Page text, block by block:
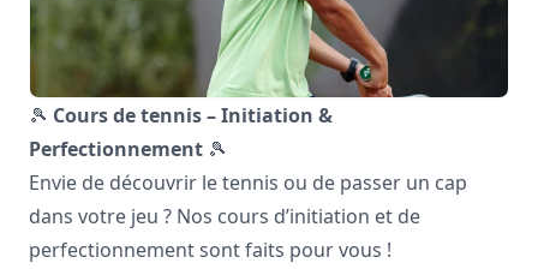
🎾 Cours de tennis – Initiation &
Perfectionnement 🎾
Envie de découvrir le tennis ou de passer un cap
dans votre jeu ? Nos cours d’initiation et de
perfectionnement sont faits pour vous !